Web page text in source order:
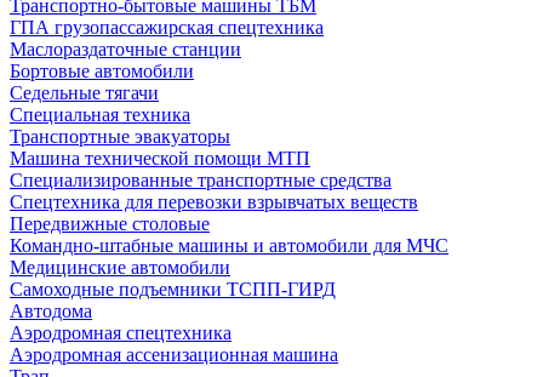
Транспортно-бытовые машины ТБМ
ГПА грузопассажирская спецтехника
Маслораздаточные станции
Бортовые автомобили
Седельные тягачи
Специальная техника
Транспортные эвакуаторы
Машина технической помощи МТП
Специализированные транспортные средства
Спецтехника для перевозки взрывчатых веществ
Передвижные столовые
Командно-штабные машины и автомобили для МЧС
Медицинские автомобили
Самоходные подъемники ТСПП-ГИРД
Автодома
Аэродромная спецтехника
Аэродромная ассенизационная машина